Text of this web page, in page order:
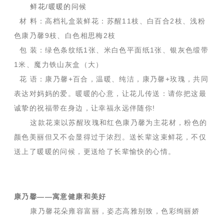
鲜花/暖暖的问候
材 料：高档礼盒装鲜花：苏醒11枝、白百合2枝、浅粉
色康乃馨9枝、白色相思梅2枝
包 装：绿色条纹纸1张、米白色平面纸1张、银灰色缎带
1米、魔力铁山灰盒（大）
花 语：康乃馨+百合，温暖、纯洁，康乃馨+玫瑰，共同
表达对妈妈的爱。暖暖的心意，让花儿传送：请你把这最
诚挚的祝福带在身边，让幸福永远伴随你!
这款花束以苏醒玫瑰和红色康乃馨为主花材，粉色的
颜色美丽但又不会显得过于浓烈。送长辈这束鲜花，不仅
送上了暖暖的问候，更送给了长辈愉快的心情。
康乃馨——寓意健康和美好
康乃馨花朵雍容富丽，姿态高雅别致，色彩绚丽娇